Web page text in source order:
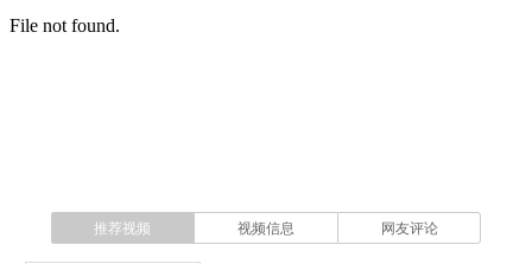
推荐视频 视频信息 网友评论